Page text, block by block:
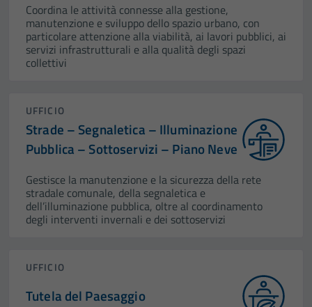
Coordina le attività connesse alla gestione,
manutenzione e sviluppo dello spazio urbano, con
particolare attenzione alla viabilità, ai lavori pubblici, ai
servizi infrastrutturali e alla qualità degli spazi
collettivi
UFFICIO
Strade – Segnaletica – Illuminazione
Pubblica – Sottoservizi – Piano Neve
Gestisce la manutenzione e la sicurezza della rete
stradale comunale, della segnaletica e
dell’illuminazione pubblica, oltre al coordinamento
degli interventi invernali e dei sottoservizi
UFFICIO
Tutela del Paesaggio